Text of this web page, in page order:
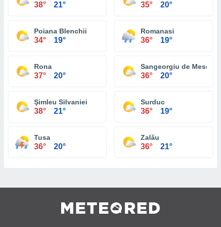
38° 21° 35° 20°
Poiana Blenchii
34° 19°
Romanasi
36° 19°
Rona
37° 20°
Sangeorgiu de Meses
36° 20°
Şimleu Silvaniei
38° 21°
Surduc
36° 19°
Tusa
36° 20°
Zalău
36° 21°